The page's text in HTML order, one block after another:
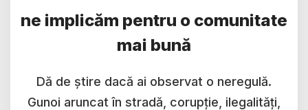
ne implicăm pentru o comunitate
mai bună
Dă de știre dacă ai observat o neregulă.
Gunoi aruncat în stradă, corupție, ilegalități,